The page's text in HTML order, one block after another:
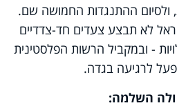
ההתנגדות החמושה שם.
לא תבצע צעדים חד-צדדיים
- ובמקביל הרשות הפלסטינית
לרגיעה בגדה.
השלמה: